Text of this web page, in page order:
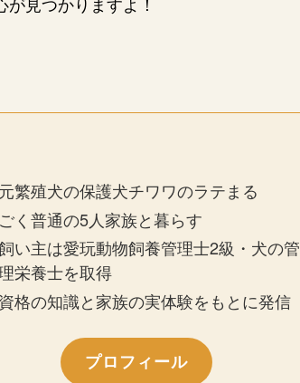
元繁殖犬の保護犬チワワのラテまる
ごく普通の5人家族と暮らす
い主は愛玩動物飼養管理士2級・犬の管
栄養士を取得
資格の知識と家族の実体験をもとに発信
プロフィール